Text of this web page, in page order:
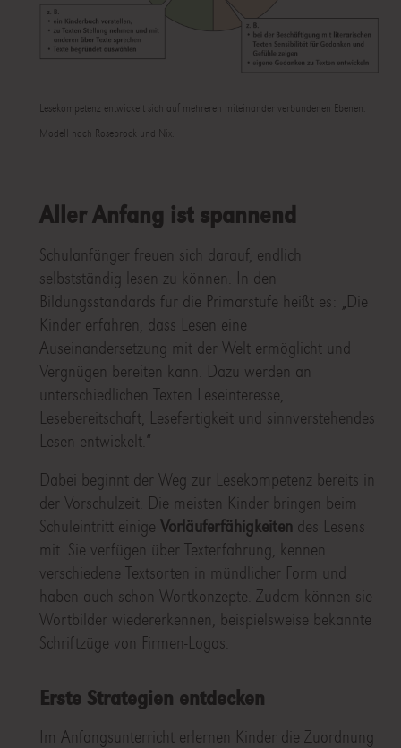
Lesekompetenz entwickelt sich auf mehreren miteinander verbundenen Ebenen.
Modell nach Rosebrock und Nix.
Aller Anfang ist spannend
Schulanfänger freuen sich darauf, endlich
selbstständig lesen zu können. In den
Bildungsstandards für die Primarstufe heißt es: „Die
Kinder erfahren, dass Lesen eine
Auseinandersetzung mit der Welt ermöglicht und
Vergnügen bereiten kann. Dazu werden an
unterschiedlichen Texten Leseinteresse,
Lesebereitschaft, Lesefertigkeit und sinnverstehendes
Lesen entwickelt.“
Dabei beginnt der Weg zur Lesekompetenz bereits in
der Vorschulzeit. Die meisten Kinder bringen beim
Schuleintritt einige Vorläuferfähigkeiten des Lesens
mit. Sie verfügen über Texterfahrung, kennen
verschiedene Textsorten in mündlicher Form und
haben auch schon Wortkonzepte. Zudem können sie
Wortbilder wiedererkennen, beispielsweise bekannte
Schriftzüge von Firmen-Logos.
Erste Strategien entdecken
Im Anfangsunterricht erlernen Kinder die Zuordnung